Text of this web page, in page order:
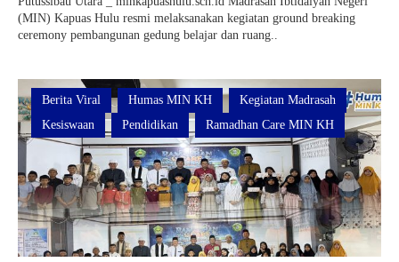
(MIN) Kapuas Hulu resmi melaksanakan kegiatan ground breaking
ceremony pembangunan gedung belajar dan ruang..
Berita Viral Humas MIN KH
Kegiatan Madrasah
Kesiswaan
Pendidikan Ramadhan Care MIN KH